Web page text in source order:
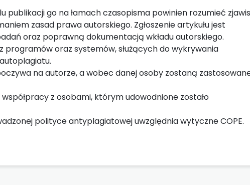
publikacji go na łamach czasopisma powinien rozumieć
zasad prawa autorskiego. Zgłoszenie artykułu jest
oraz poprawną dokumentacją wkładu autorskiego.
programów oraz systemów, służących do wykrywania
na autorze, a wobec danej osoby zostaną
z osobami, którym udowodnione zostało
polityce antyplagiatowej uwzględnia wytyczne COPE.